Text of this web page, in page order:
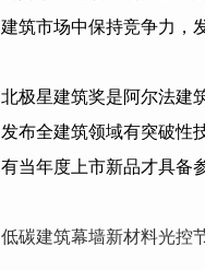
建筑市场中保持竞争力，
北极星建筑奖是阿尔法建
发布全建筑领域有突破性
有当年度上市新品才具备
低碳建筑幕墙新材料光控